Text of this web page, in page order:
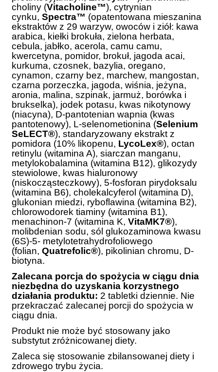
choliny (Vitacholine™), cytrynian
cynku, Spectra™ (opatentowana mieszanina
ekstraktów z 29 warzyw, owoców i ziół: kawa
arabica, kiełki brokuła, zielona herbata,
cebula, jabłko, acerola, camu camu,
kwercetyna, pomidor, brokuł, jagoda acai,
kurkuma, czosnek, bazylia, oregano,
cynamon, czarny bez, marchew, mangostan,
czarna porzeczka, jagoda, wiśnia, jeżyna,
aronia, malina, szpinak, jarmuż, borówka i
brukselka), jodek potasu, kwas nikotynowy
(niacyna), D-pantotenian wapnia (kwas
pantotenowy), L-selenometionina (Selenium
SeLECT®), standaryzowany ekstrakt z
pomidora (10% likopenu, LycoLex®), octan
retinylu (witamina A), siarczan manganu,
metylokobalamina (witamina B12), glikozydy
stewiolowe, kwas hialuronowy
(niskocząsteczkowy), 5-fosforan pirydoksalu
(witamina B6), cholekalcyferol (witamina D),
glukonian miedzi, ryboflawina (witamina B2),
chlorowodorek tiaminy (witamina B1),
menachinon-7 (witamina K, VitaMK7®),
molibdenian sodu, sól glukozaminowa kwasu
(6S)-5- metylotetrahydrofoliowego
(folian, Quatrefolic®), pikolinian chromu, D-
biotyna.
Zalecana porcja do spożycia w ciągu dnia
niezbędna do uzyskania korzystnego
działania produktu: 2 tabletki dziennie. Nie
przekraczać zalecanej porcji do spożycia w
ciągu dnia.
Produkt nie może być stosowany jako
substytut zróżnicowanej diety.
Zaleca się stosowanie zbilansowanej diety i
zdrowego trybu życia.